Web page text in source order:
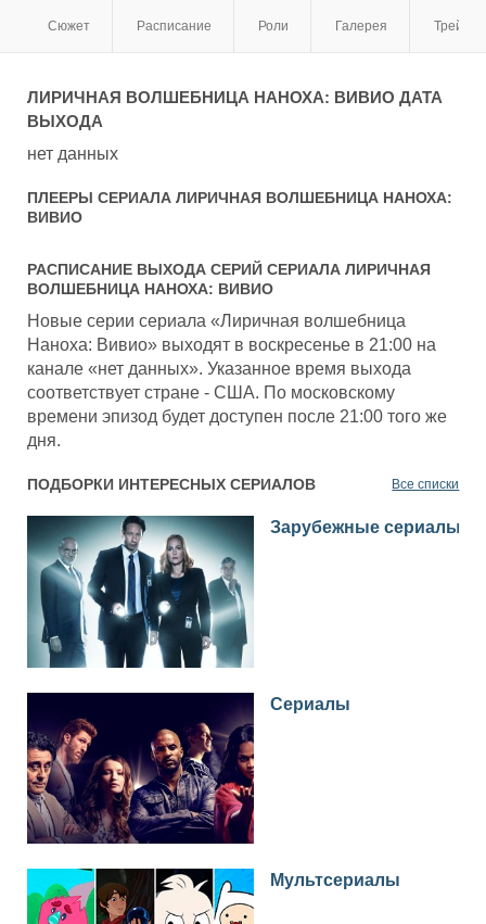
Сюжет Расписание Роли Галерея
ЛИРИЧНАЯ ВОЛШЕБНИЦА НАНОХА: ВИВИО ДАТА
ВЫХОДА
нет данных
ПЛЕЕРЫ СЕРИАЛА ЛИРИЧНАЯ ВОЛШЕБНИЦА НАНОХА:
ВИВИО
РАСПИСАНИЕ ВЫХОДА СЕРИЙ СЕРИАЛА ЛИРИЧНАЯ
ВОЛШЕБНИЦА НАНОХА: ВИВИО
Новые серии сериала «Лиричная волшебница
Наноха: Вивио» выходят в воскресенье в 21:00 на
канале «нет данных». Указанное время выхода
соответствует стране - США. По московскому
времени эпизод будет доступен после 21:00 того же
дня.
ПОДБОРКИ ИНТЕРЕСНЫХ СЕРИАЛОВ Все списки
Зарубежные сериалы
Сериалы
Мультсериалы